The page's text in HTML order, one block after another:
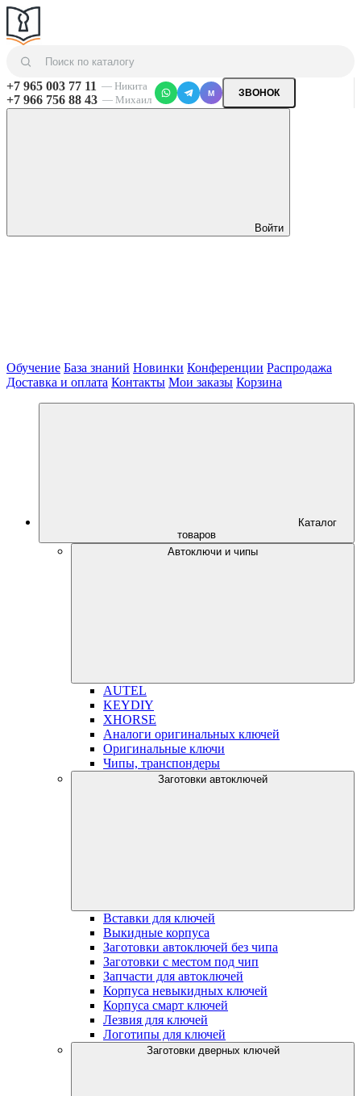
+7 965 003 77 11 — Никита
+7 966 756 88 43 — Михаил
M ЗВОНОК
Войти
Обучение База знаний Новинки Конференции Распродажа
Доставка и оплата Контакты Мои заказы Корзина
Каталог
товаров
Автоключи и чипы
AUTEL
KEYDIY
XHORSE
Аналоги оригинальных ключей
Оригинальные ключи
Чипы, транспондеры
Заготовки автоключей
Вставки для ключей
Выкидные корпуса
Заготовки автоключей без чипа
Заготовки с местом под чип
Запчасти для автоключей
Корпуса невыкидных ключей
Корпуса смарт ключей
Лезвия для ключей
Логотипы для ключей
Заготовки дверных ключей